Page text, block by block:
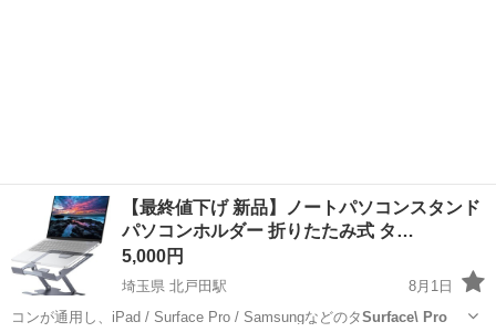
【最終値下げ 新品】ノートパソコンスタンド
パソコンホルダー 折りたたみ式 タ…
5,000円
埼玉県 北戸田駅
8月1日
コンが通用し、iPad / Surface Pro / SamsungなどのタSurface\ Pro